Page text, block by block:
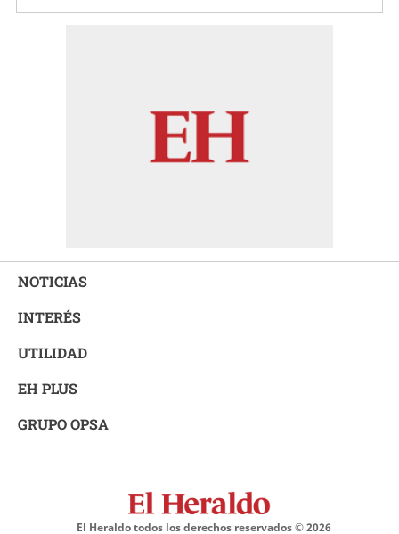
NOTICIAS
INTERÉS
UTILIDAD
EH PLUS
GRUPO OPSA
El Heraldo todos los derechos reservados ©2026